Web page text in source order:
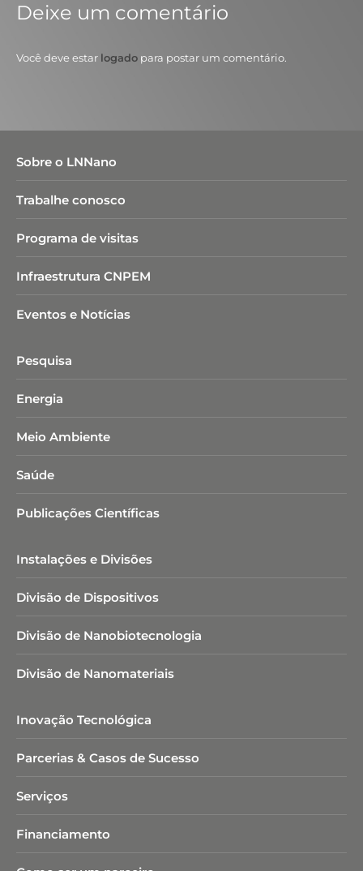
Deixe um comentário
Você deve estar logado para postar um comentário.
Sobre o LNNano
Trabalhe conosco
Programa de visitas
Infraestrutura CNPEM
Eventos e Notícias
Pesquisa
Energia
Meio Ambiente
Saúde
Publicações Científicas
Instalações e Divisões
Divisão de Dispositivos
Divisão de Nanobiotecnologia​
Divisão de Nanomateriais
Inovação Tecnológica
Parcerias & Casos de Sucesso
Serviços
Financiamento